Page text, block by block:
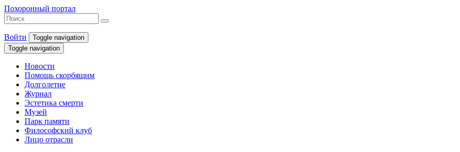
Похоронный портал
Войти
Toggle navigation
Toggle navigation
Новости
Помощь скорбящим
Долголетие
Журнал
Эстетика смерти
Музей
Парк памяти
Философский клуб
Лицо отрасли